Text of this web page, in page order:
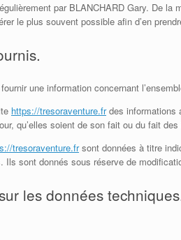
par BLANCHARD Gary. De la
le plus souvent possible afin d’en
une information concernant
https://tresoraventure.frdes informations
qu’elles soient de son fait ou du fait
tresoraventure.frsont données à titre
sont donnés sous réserve de
les données